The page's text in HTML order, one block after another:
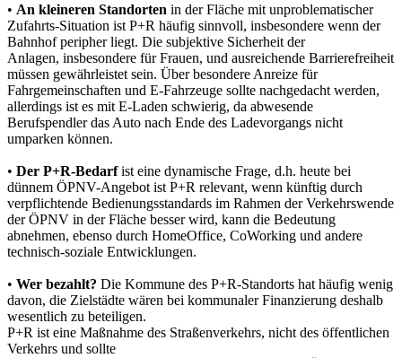
• An kleineren Standorten in der Fläche mit unproblematischer
Zufahrts-Situation ist P+R häufig sinnvoll, insbesondere wenn der
Bahnhof peripher liegt. Die subjektive Sicherheit der
Anlagen, insbesondere für Frauen, und ausreichende Barrierefreiheit
müssen gewährleistet sein. Über besondere Anreize für
Fahrgemeinschaften und E-Fahrzeuge sollte nachgedacht werden,
allerdings ist es mit E-Laden schwierig, da abwesende
Berufspendler das Auto nach Ende des Ladevorgangs nicht
umparken können.
• Der P+R-Bedarfist eine dynamische Frage, d.h. heute bei
dünnem ÖPNV-Angebot ist P+R relevant, wenn künftig durch
verpflichtende Bedienungsstandards im Rahmen der Verkehrswende
der ÖPNV in der Fläche besser wird, kann die Bedeutung
abnehmen, ebenso durch HomeOffice, CoWorking und andere
technisch-soziale Entwicklungen.
• Wer bezahlt? Die Kommune des P+R-Standorts hat häufig wenig
davon, die Zielstädte wären bei kommunaler Finanzierung deshalb
wesentlich zu beteiligen.
P+R ist eine Maßnahme des Straßenverkehrs, nicht des öffentlichen
Verkehrs und sollte